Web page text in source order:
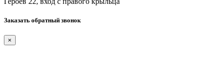
Заказать обратный звонок
×